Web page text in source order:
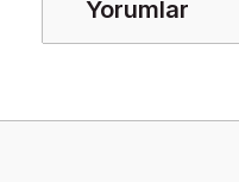
Yorumlar